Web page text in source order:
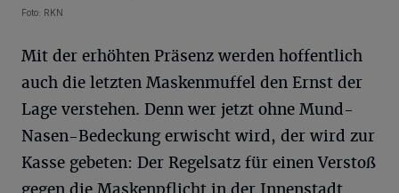
Foto: RKN
Mit der erhöhten Präsenz werden hoffentlich
auch die letzten Maskenmuffel den Ernst der
Lage verstehen. Denn wer jetzt ohne Mund-
Nasen-Bedeckung erwischt wird, der wird zur
Kasse gebeten: Der Regelsatz für einen Verstoß